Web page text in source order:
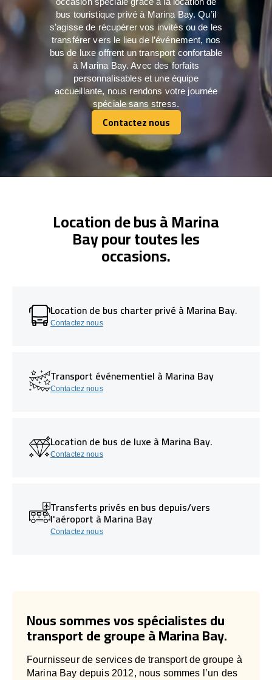
bus touristique privé à Marina Bay. Qu’il
s’agisse de récupérer vos invités ou de les
transférer vers le lieu de l’événement, nos
bus de luxe offrent un transport confortable
à Marina Bay. Avec des forfaits
personnalisables et une équipe
accueillante, nous rendons votre journée
spéciale sans stress.
Contactez nous
Contactez nous
Location de bus à Marina
Bay pour toutes les
occasions.
Location de bus charter privé à Marina Bay.
Contactez nous
Transport événementiel à Marina Bay
Contactez nous
Location de bus de luxe à Marina Bay.
Contactez nous
Transferts privés en bus depuis/vers
l'aéroport à Marina Bay
Contactez nous
Nous sommes vos spécialistes du
transport de groupe à Marina Bay.
Fournisseur de services de transport de groupe à
Marina Bay depuis 2012, nous sommes l’un des